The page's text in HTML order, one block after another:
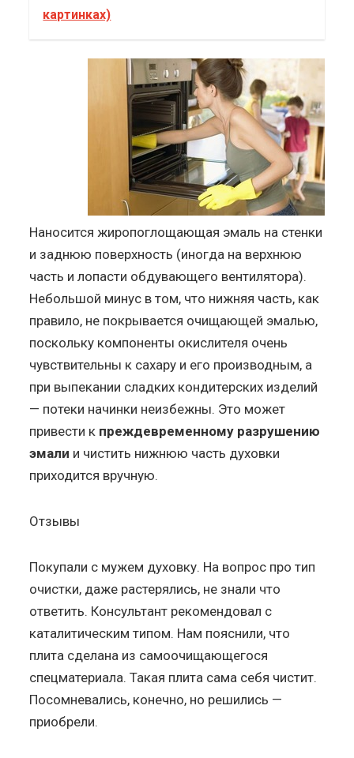
картинках)
Наносится жиропоглощающая эмаль на стенки
и заднюю поверхность (иногда на верхнюю
часть и лопасти обдувающего вентилятора).
Небольшой минус в том, что нижняя часть, как
правило, не покрывается очищающей эмалью,
поскольку компоненты окислителя очень
чувствительны к сахару и его производным, а
при выпекании сладких кондитерских изделий
— потеки начинки неизбежны. Это может
привести к преждевременному разрушению
эмали и чистить нижнюю часть духовки
приходится вручную.
Отзывы
Покупали с мужем духовку. На вопрос про тип
очистки, даже растерялись, не знали что
ответить. Консультант рекомендовал с
каталитическим типом. Нам пояснили, что
плита сделана из самоочищающегося
спецматериала. Такая плита сама себя чистит.
Посомневались, конечно, но решились —
приобрели.